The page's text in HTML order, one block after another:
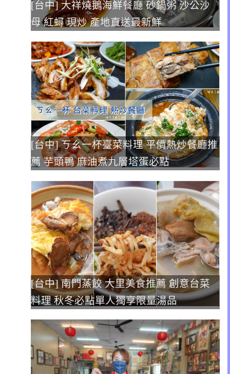
[台中] 大祥燒鵝海鮮餐廳 砂鍋粥 沙公沙
母 紅蟳 現炒 產地直送最新鮮
[台中] ㄎㄠ一杯臺菜料理 平價熱炒餐廳推
薦 芋頭鴨 麻油煮九層塔蛋必點
[台中] 南門蒸餃 大里美食推薦 創意台菜
料理 秋冬必點單人獨享限量湯品